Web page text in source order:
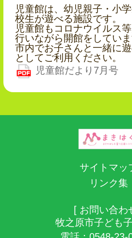
児童館は、幼児親子・小
校生が遊べる施設です。
児童館もコロナウイルス
行いながら開館をしていま
市内でお子さんと一緒に
としてご利用ください。
児童館だより7月号
サイトマッ
リンク集
[ お問い合わ
牧之原市子ども